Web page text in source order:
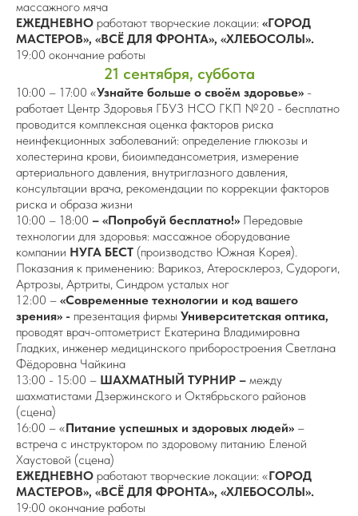
массажного мяча
ЕЖЕДНЕВНО работают творческие локации: «ГОРОД
МАСТЕРОВ», «ВСЁ ДЛЯ ФРОНТА», «ХЛЕБОСОЛЫ».
19:00 окончание работы
21 сентября, суббота
10:00 – 17:00 «Узнайте больше о своём здоровье» -
работает Центр Здоровья ГБУЗ НСО ГКП №20 - бесплатно
проводится комплексная оценка факторов риска
неинфекционных заболеваний: определение глюкозы и
холестерина крови, биоимпедансометрия, измерение
артериального давления, внутриглазного давления,
консультации врача, рекомендации по коррекции факторов
риска и образа жизни
10:00 – 18:00 – «Попробуй бесплатно!» Передовые
технологии для здоровья: массажное оборудование
компании НУГА БЕСТ (производство Южная Корея).
Показания к применению: Варикоз, Атеросклероз, Судороги,
Артрозы, Артриты, Синдром усталых ног
12:00 – «Современные технологии и код вашего
зрения» - презентация фирмы Университетская оптика,
проводят врач-оптометрист Екатерина Владимировна
Гладких, инженер медицинского приборостроения Светлана
Фёдоровна Чайкина
13:00 - 15:00 – ШАХМАТНЫЙ ТУРНИР – между
шахматистами Дзержинского и Октябрьского районов
(сцена)
16:00 – «Питание успешных и здоровых людей» –
встреча с инструктором по здоровому питанию Еленой
Хаустовой (сцена)
ЕЖЕДНЕВНО работают творческие локации: «ГОРОД
МАСТЕРОВ», «ВСЁ ДЛЯ ФРОНТА», «ХЛЕБОСОЛЫ».
19:00 окончание работы